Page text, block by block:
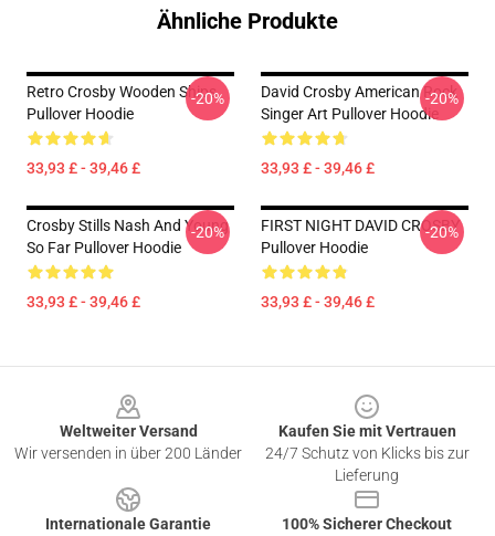
Ähnliche Produkte
Retro Crosby Wooden Ships
Pullover Hoodie
33,93 £ - 39,46 £
-20%
David Crosby American Rock
Singer Art Pullover Hoodie
33,93 £ - 39,46 £
-20%
Crosby Stills Nash And Young
So Far Pullover Hoodie
33,93 £ - 39,46 £
-20%
FIRST NIGHT DAVID CROSBY
Pullover Hoodie
33,93 £ - 39,46 £
-20%
Weltweiter Versand
Wir versenden in über 200 Länder
Kaufen Sie mit Vertrauen
24/7 Schutz von Klicks bis zur
Lieferung
Internationale Garantie
100% Sicherer Checkout